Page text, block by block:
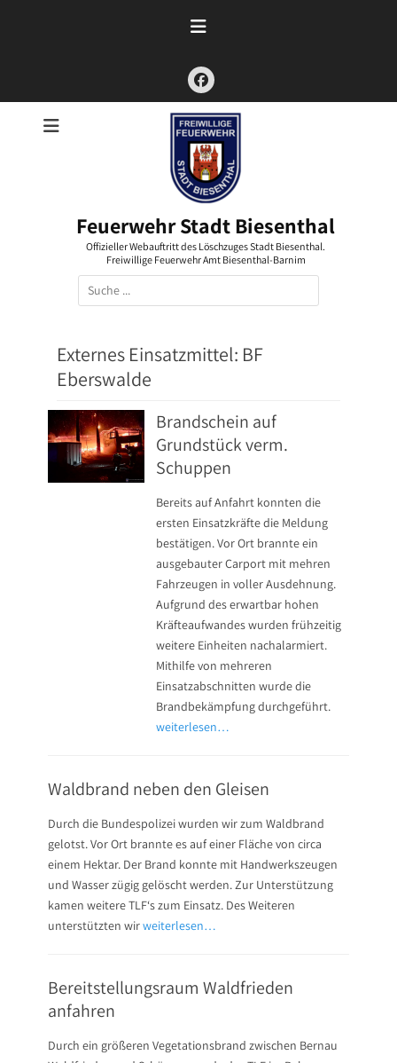
Facebook
Feuerwehr Stadt Biesenthal
Offizieller Webauftritt des Löschzuges Stadt Biesenthal.
Freiwillige Feuerwehr Amt Biesenthal-Barnim
Suchen
nach:
Externes Einsatzmittel: BF
Eberswalde
Brandschein auf
Grundstück verm.
Schuppen
Bereits auf Anfahrt konnten die
ersten Einsatzkräfte die Meldung
bestätigen. Vor Ort brannte ein
ausgebauter Carport mit mehren
Fahrzeugen in voller Ausdehnung.
Aufgrund des erwartbar hohen
Kräfteaufwandes wurden frühzeitig
weitere Einheiten nachalarmiert.
Mithilfe von mehreren
Einsatzabschnitten wurde die
Brandbekämpfung durchgeführt.
weiterlesen…
Waldbrand neben den Gleisen
Durch die Bundespolizei wurden wir zum Waldbrand
gelotst. Vor Ort brannte es auf einer Fläche von circa
einem Hektar. Der Brand konnte mit Handwerkszeugen
und Wasser zügig gelöscht werden. Zur Unterstützung
kamen weitere TLF‘s zum Einsatz. Des Weiteren
unterstützten wirweiterlesen…
Bereitstellungsraum Waldfrieden
anfahren
Durch ein größeren Vegetationsbrand zwischen Bernau